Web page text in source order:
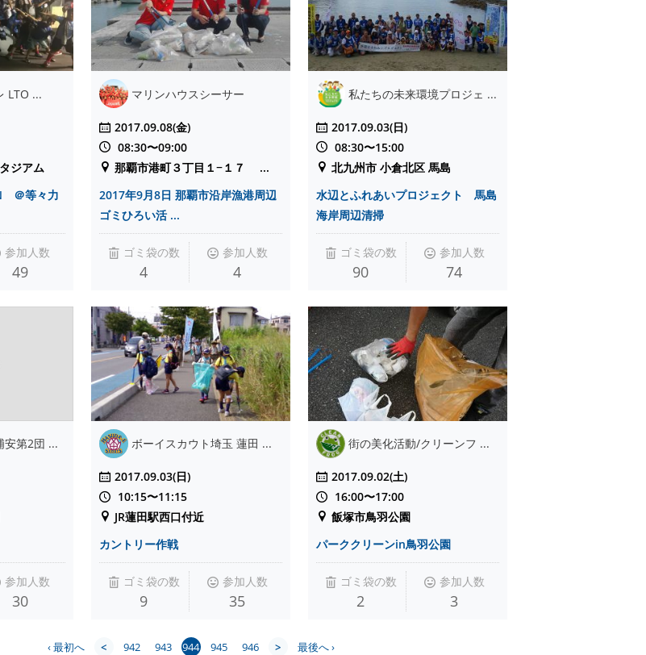
LTO ...
ジアム
＠等々力
参加人数
49
マリンハウスシーサー
2017.09.08(金)
08:30〜09:00
那覇市港町３丁目１−１７ ...
2017年9月8日 那覇市沿岸漁港周辺
ゴミひろい活 ...
ゴミ袋の数
4
参加人数
4
私たちの未来環境プロジェ ...
2017.09.03(日)
08:30〜15:00
北九州市 小倉北区 馬島
水辺とふれあいプロジェクト 馬島
海岸周辺清掃
ゴミ袋の数
90
参加人数
74
安第2団 ...
参加人数
30
ボーイスカウト埼玉 蓮田 ...
2017.09.03(日)
10:15〜11:15
JR蓮田駅西口付近
カントリー作戦
ゴミ袋の数
9
参加人数
35
街の美化活動/クリーンフ ...
2017.09.02(土)
16:00〜17:00
飯塚市鳥羽公園
パーククリーンin鳥羽公園
ゴミ袋の数
2
参加人数
3
‹ 最初へ < 942 943 944 945 946 > 最後へ ›